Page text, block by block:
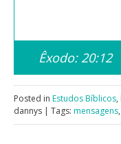
Êxodo: 20:12
Posted in Estudos Bíblicos,
dannys | Tags: mensagens,